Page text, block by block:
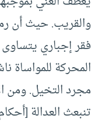
والقريب. حيث أن
فقر إجباري يتساوى
المحركة للمواساة
مجرد التخيل. ومن
تنبعث العدالة